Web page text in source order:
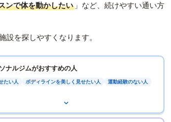
ンで体を動かしたい 」など、続けやすい通い方
設を探しやすくなります。
ナルジムがおすすめの人
たい人 ボディラインを美しく見せたい人 運動経験のない人